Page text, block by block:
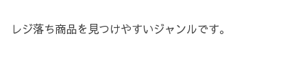
レジ落ち商品を見つけやすいジャンルです。